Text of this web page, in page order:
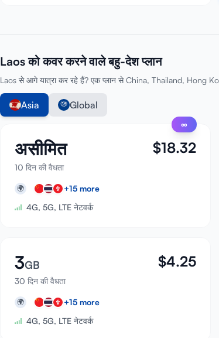
Laos को कवर करने वाले बहु-देश प्लान
Laos से आगे यात्रा कर रहे हैं? एक प्लान से China, Thailand, Hong
Asia Global
∞
असीमित
10 दिन की वैधता
$18.32
🌍 +15 more
4G, 5G, LTE नेटवर्क
3GB
30 दिन की वैधता
$4.25
🌍 +15 more
4G, 5G, LTE नेटवर्क